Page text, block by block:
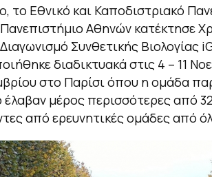
το Εθνικό και Καποδιστριακό
Αθηνών κατέκτησε
Συνθετικής Βιολογίας
διαδικτυακά στις 4 – 11
στο Παρίσι όπου η ομάδα
έλαβαν μέρος περισσότερες από
από ερευνητικές ομάδες από